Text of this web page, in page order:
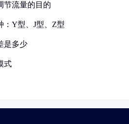
节流量的目的
：Y型、J型、Z型
是多少
式